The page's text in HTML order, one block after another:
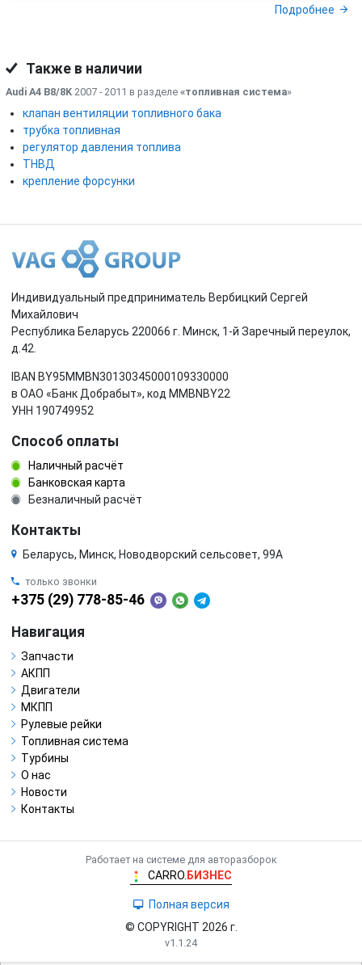
Подробнее
Также в наличии
Audi A4 B8/8K 2007 - 2011 в разделе «топливная система»
клапан вентиляции топливного бака
трубка топливная
регулятор давления топлива
ТНВД
крепление форсунки
Индивидуальный предприниматель Вербицкий Сергей
Михайлович
Республика Беларусь 220066 г. Минск, 1-й Заречный переулок,
д.42.
IBAN BY95MMBN30130345000109330000
в ОАО «Банк Добрабыт», код MMBNBY22
УНН 190749952
Способ оплаты
Наличный расчёт
Банковская карта
Безналичный расчёт
Контакты
Беларусь, Минск, Новодворский сельсовет, 99А
только звонки
+375 (29) 778-85-46
Навигация
Запчасти
АКПП
Двигатели
МКПП
Рулевые рейки
Топливная система
Турбины
О нас
Новости
Контакты
Работает на системе для авторазборок
CARRO. БИЗНЕС
Полная версия
© COPYRIGHT 2026 г.
v1.1.24